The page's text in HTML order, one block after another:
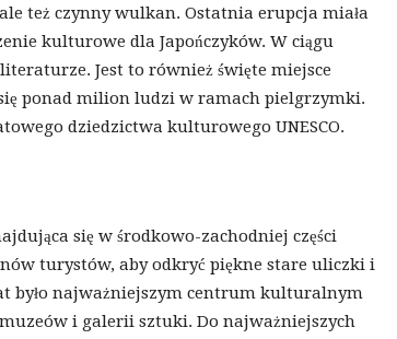
też czynny wulkan. Ostatnia erupcja miała
kulturowe dla Japończyków. W ciągu
Jest to również święte miejsce
ponad milion ludzi w ramach pielgrzymki.
dziedzictwa kulturowego UNESCO.
się w środkowo-zachodniej części
turystów, aby odkryć piękne stare uliczki i
było najważniejszym centrum kulturalnym
i galerii sztuki. Do najważniejszych